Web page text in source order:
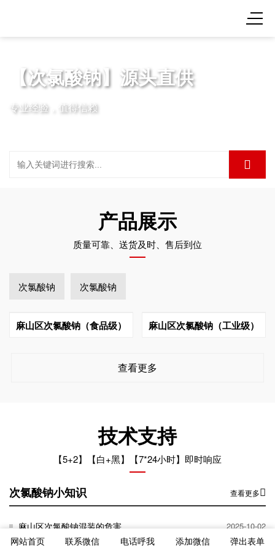
【次氯酸钠】源头直供
专业经验，值得信赖
产品展示
质量可靠、送货及时、售后到位
次氯酸钠 次氯酸钠
麻山区次氯酸钠（食品级） 麻山区次氯酸钠（工业级）
查看更多
技术支持
【5+2】【白+黑】【7*24小时】即时响应
次氯酸钠小知识 查看更多
麻山区次氯酸钠混装的危害 2025-10-02
网站首页 联系微信 电话呼我 添加微信 弹出表单